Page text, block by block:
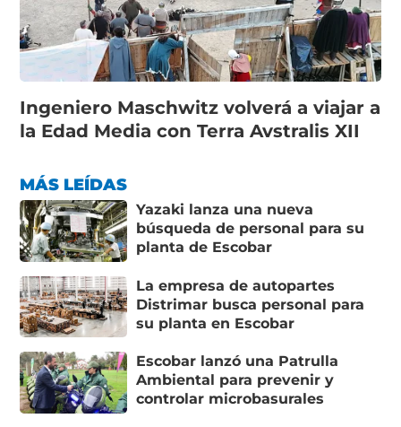
Ingeniero Maschwitz volverá a viajar a
la Edad Media con Terra Avstralis XII
MÁS LEÍDAS
Yazaki lanza una nueva
búsqueda de personal para su
planta de Escobar
La empresa de autopartes
Distrimar busca personal para
su planta en Escobar
Escobar lanzó una Patrulla
Ambiental para prevenir y
controlar microbasurales